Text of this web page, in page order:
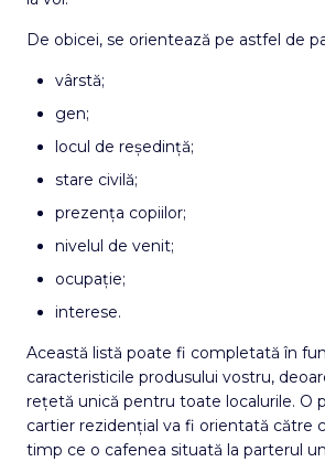
De obicei, se orientează pe astfel de
vârstă;
gen;
locul de reședință;
stare civilă;
prezența copiilor;
nivelul de venit;
ocupație;
interese.
Această listă poate fi completată în
caracteristicile produsului vostru,
rețetă unică pentru toate localurile. O
cartier rezidențial va fi orientată către
timp ce o cafenea situată la parterul